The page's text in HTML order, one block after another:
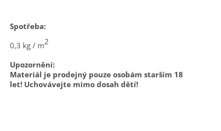
Spotřeba:
0,3 kg / m2
Upozornění:
Materiál je prodejný pouze osobám starším 18
let! Uchovávejte mimo dosah dětí!